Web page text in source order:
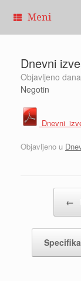
Meni
Dnevni
Objavljeno dana
Negotin
Objavljeno u
←